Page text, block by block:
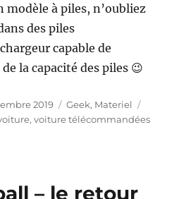
modèle à piles, n’oubliez
des piles
capable de
la capacité des piles 😉
2019 Catégories
Geek, Materiel
,voiture télécommandées
– le retour